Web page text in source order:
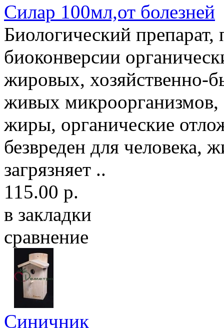
Силар 100мл,от болезней
Биологический
биоконверсии
жировых, хозяйственно-
живых микроорганизмов,
жиры, органические
безвреден для человека,
загрязняет ..
115.00 р.
в закладки
сравнение
Синичник